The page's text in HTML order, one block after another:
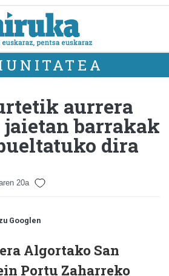
aurrera
barrakak
dira
20a
Googlen
Algortako San
Portu Zaharreko